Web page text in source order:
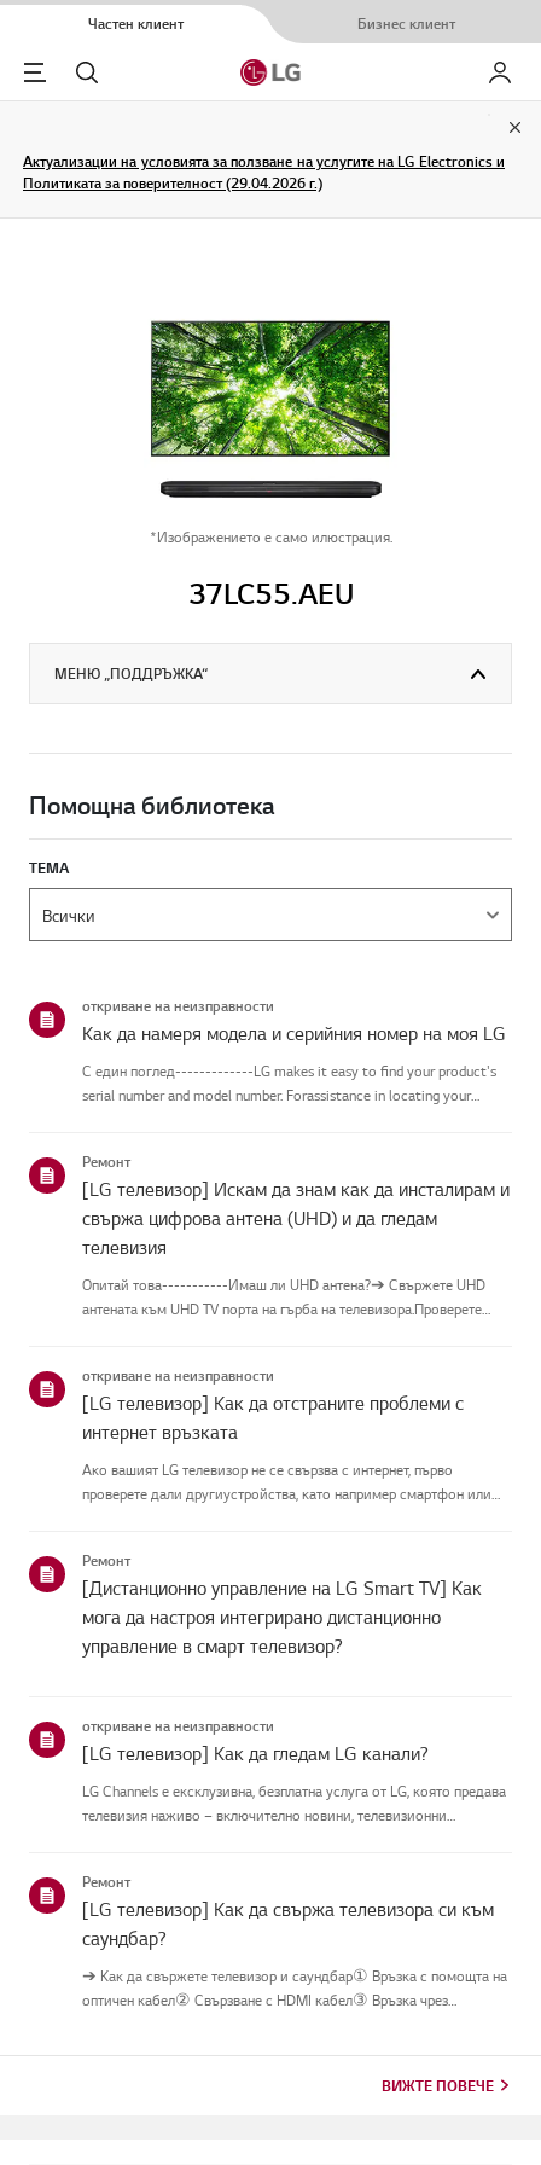
Частен клиент Бизнес клиент
Menu
Търсене Моят
Актуализации на условията за ползване на услугите на LG Electronics и
Политиката за поверителност (29.04.2026 г.)
*Изображението е само илюстрация.
37LC55.AEU
МЕНЮ „ПОДДРЪЖКА“
Помощна библиотека
ТЕМА
откриване на неизправности
Как да намеря модела и серийния номер на моя LG
С един поглед-------------LG makes it easy to find your product's
serial number and model number. Forassistance in locating your
Ремонт
[LG телевизор] Искам да знам как да инсталирам и
свържа цифрова антена (UHD) и да гледам
телевизия
Опитай това-----------Имаш ли UHD антена?➔ Свържете UHD
антената към UHD TV порта на гърба на телевизора.Проверете
UHD сигнал, и я с...
откриване на неизправности
[LG телевизор] Как да отстраните проблеми с
интернет връзката
Ако вашият LG телевизор не се свързва с интернет, първо
проверете дали другиустройства, като например смартфон или
вашия рутерил...
Ремонт
[Дистанционно управление на LG Smart TV] Как
мога да настроя интегрирано дистанционно
управление в смарт телевизор?
откриване на неизправности
[LG телевизор] Как да гледам LG канали?
LG Channels е ексклузивна, безплатна услуга от LG, която предава
телевизия наживо – включително новини, телевизионни
натисн...
Ремонт
[LG телевизор] Как да свържа телевизора си към
саундбар?
➔ Как да свържете телевизор и саундбар① Връзка с помощта на
оптичен кабел② Свързване с HDMI кабел③ Връзка чрез
ВИЖТЕ ПОВЕЧЕ